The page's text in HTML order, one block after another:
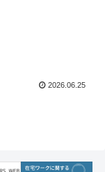
2026.06.25